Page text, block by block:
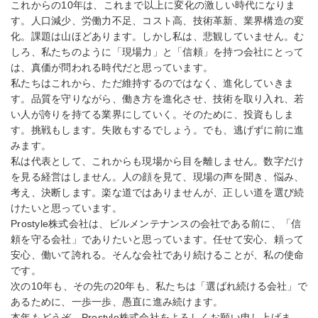
これからの10年は、これまで以上に変化の激しい時代になりま
す。人口減少、労働力不足、コスト高、技術革新、業界構造の変
化。課題は山ほどあります。しかし私は、悲観していません。む
しろ、私たちのように「現場力」と「信頼」を持つ会社にとって
は、真価が問われる時代だと思っています。
私たちはこれから、ただ維持するのではなく、進化していきま
す。品質を守りながら、働き方を進化させ、技術を取り入れ、若
い人が誇りを持てる業界にしていく。そのために、投資もしま
す。挑戦もします。失敗もするでしょう。でも、逃げずに前に進
みます。
私は代表として、これからも現場から目を離しません。数字だけ
を見る経営はしません。人の顔を見て、現場の声を聞き、悩み、
考え、決断します。楽な道ではありませんが、正しい道を選び続
けたいと思っています。
Prostyle株式会社は、ビルメンテナンスの会社である前に、「信
頼を守る会社」でありたいと思っています。任せて安心、頼って
安心、働いて誇れる。そんな会社であり続けることが、私の使命
です。
次の10年も、その先の20年も、私たちは「選ばれ続ける会社」で
あるために、一歩一歩、愚直に進み続けます。